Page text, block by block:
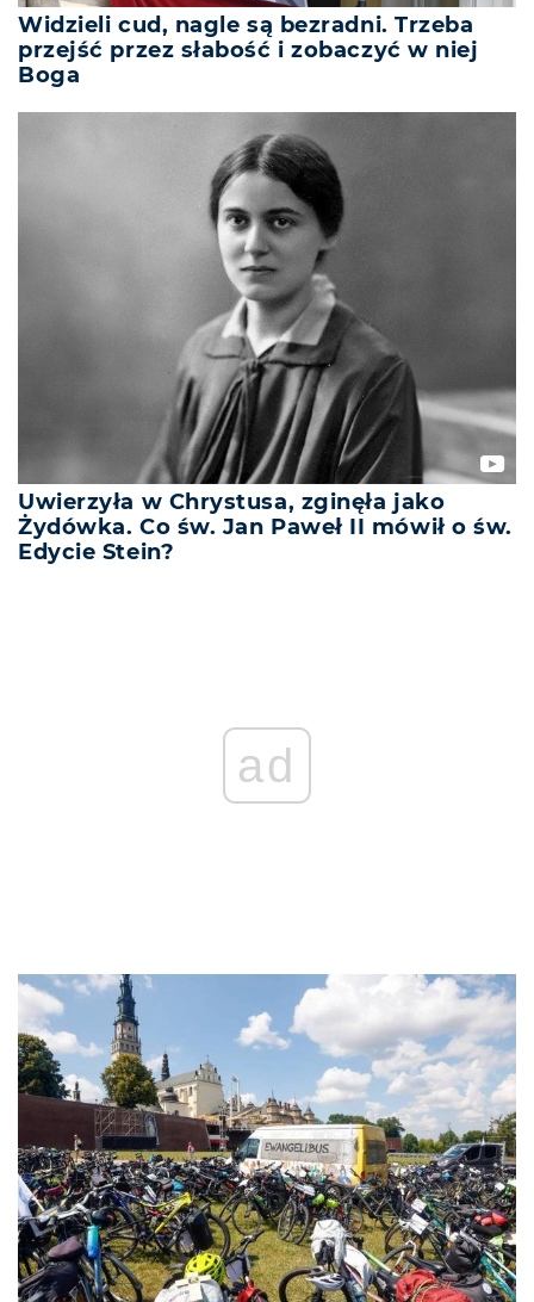
Widzieli cud, nagle są bezradni. Trzeba
przejść przez słabość i zobaczyć w niej
Boga
Uwierzyła w Chrystusa, zginęła jako
Żydówka. Co św. Jan Paweł II mówił o św.
Edycie Stein?
ad